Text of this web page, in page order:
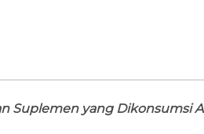
Suplemen yang Dikonsumsi